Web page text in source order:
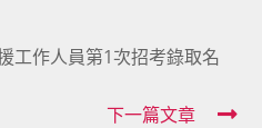
工作人員第1次招考錄取名
下一篇文章